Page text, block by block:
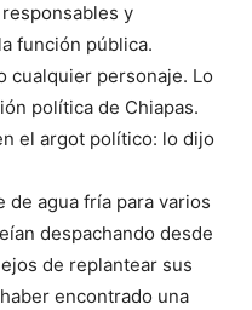
y
función pública.
cualquier personaje. Lo
política de Chiapas.
el argot político: lo dijo
de agua fría para varios
despachando desde
de replantear sus
encontrado una